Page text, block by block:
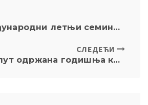
Одржан Међународни летњи семинар из античке правне историје
СЛЕДЕЋИ
По четврти пут одржана годишња конференција „Интелектуална својина и интернет“